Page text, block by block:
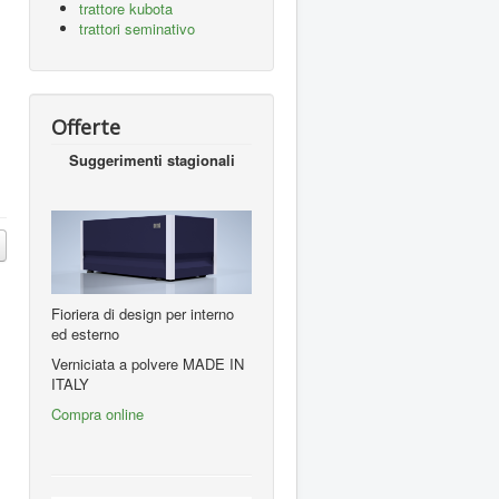
trattore kubota
trattori seminativo
Offerte
Suggerimenti stagionali
Fioriera di design per interno
ed esterno
Verniciata a polvere MADE IN
ITALY
Compra online